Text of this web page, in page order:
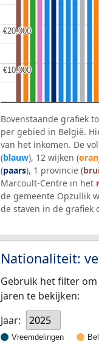
€10.000
€10.000
€20.000
€20.000
Bovenstaande grafiek
per gebied in België.
van het inkomen. De
(blauw), 12 wijken (
(paars), 1 provincie (
Marcoult-Centre in het
de gemeente Opzullik
de staven in de grafiek
Nationaliteit:
Gebruik het filter
jaren te bekijken:
Jaar:
2025
Vreemdelingen